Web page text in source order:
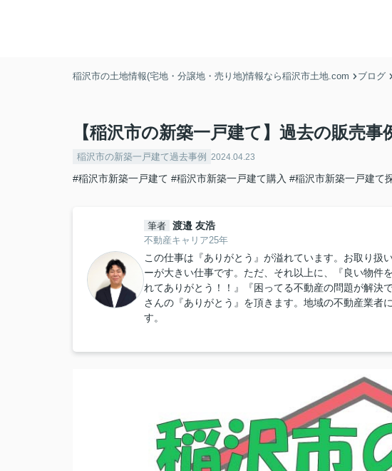
稲沢市の土地情報(宅地・分譲地・売り地)情報なら稲沢市土地.com ブログ
【稲沢市の新築一戸建て】過去の販売事
稲沢市の新築一戸建て過去事例 2024.04.23
#稲沢市新築一戸建て #稲沢市新築一戸建て購入 #稲沢市新築一戸建て
筆者 渡邉 友浩
不動産キャリア25年
この仕事は『ありがとう』が溢れています。お取り扱
ーが大きい仕事です。ただ、それ以上に、『良い物件
れてありがとう！！』『困ってる不動産の問題が解決
さんの『ありがとう』を頂きます。地域の不動産業者
す。